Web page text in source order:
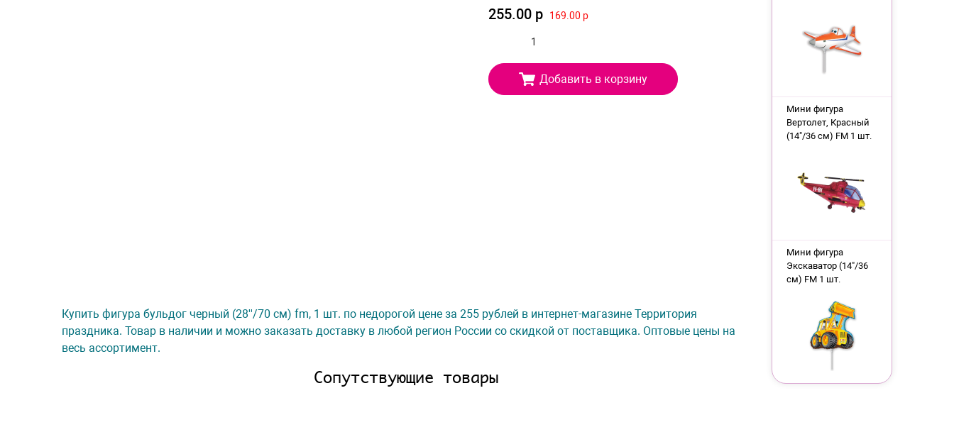
255.00 р 169.00 р
Добавить в корзину
Купить фигура бульдог черный (28''/70 см) fm, 1 шт. по недорогой цене за 255 рублей в интернет-магазине Территория
праздника. Товар в наличии и можно заказать доставку в любой регион России со скидкой от поставщика. Оптовые цены на
весь ассортимент.
Сопутствующие товары
Мини фигура
Вертолет, Красный
(14"/36 см) FM 1 шт.
Мини фигура
Экскаватор (14"/36
см) FM 1 шт.